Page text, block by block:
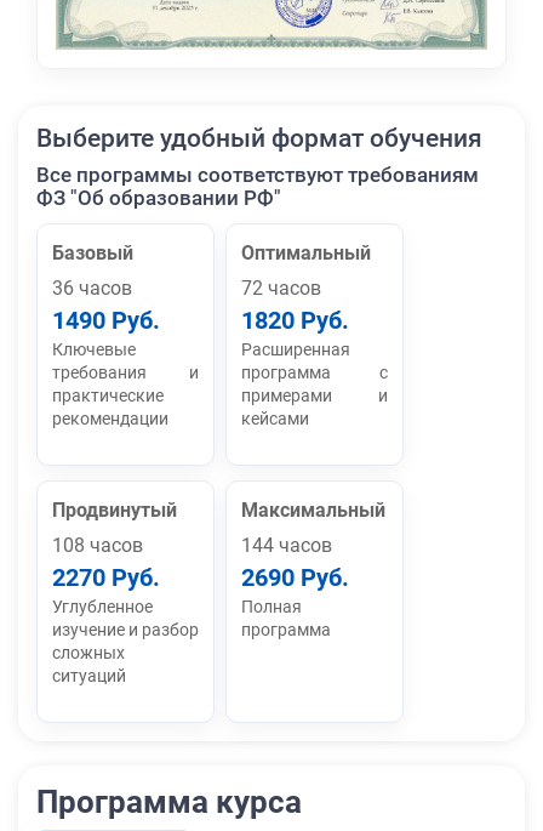
Выберите удобный формат обучения
Все программы соответствуют требованиям
ФЗ "Об образовании РФ"
Базовый
36 часов
1490 Руб.
Ключевые
требования и
практические
рекомендации
Оптимальный
72 часов
1820 Руб.
Расширенная
программа с
примерами и
кейсами
Продвинутый
108 часов
2270 Руб.
Углубленное
изучение и разбор
сложных
ситуаций
Максимальный
144 часов
2690 Руб.
Полная
программа
Программа курса